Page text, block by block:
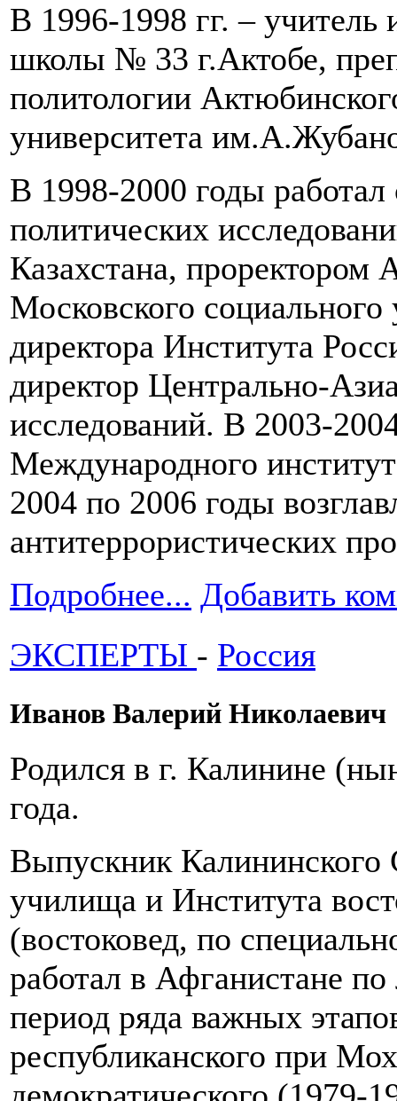
В 1996-1998 гг. – учитель
школы № 33 г.Актобе,
политологии
университета
В 1998-2000 годы
политических
Казахстана, проректором
Московского социального
директора Института
директор Центрально-
исследований. В 2003-
Международного
2004 по 2006 годы
антитеррористических
Подробнее... Добавить
ЭКСПЕРТЫ - Россия
Иванов Валерий Николаевич
Родился в г. Калинине
года.
Выпускник Калининского
училища и Института
(востоковед, по
работал в Афганистане
период ряда важных
республиканского при